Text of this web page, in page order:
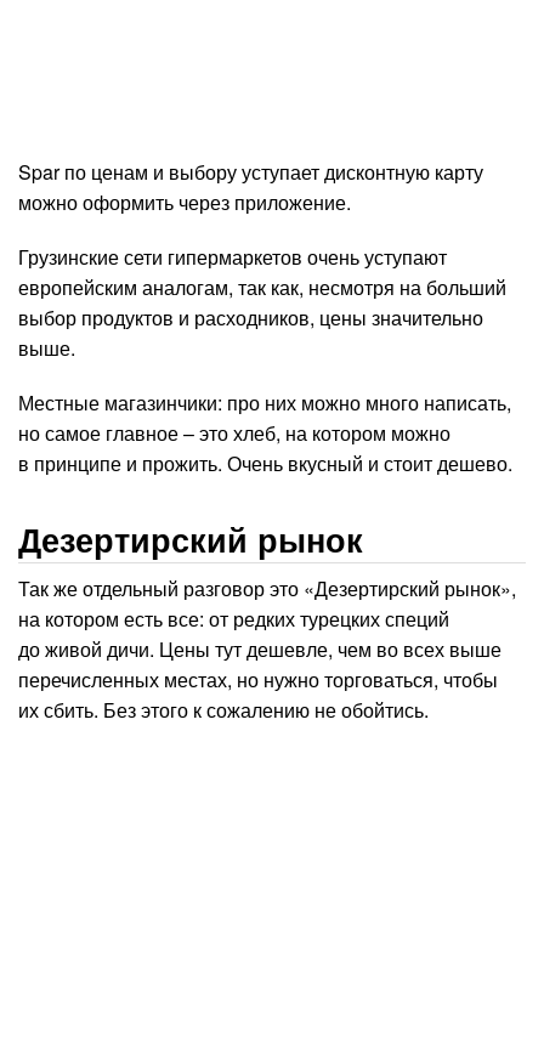
Spar по ценам и выбору уступает дисконтную карту
можно оформить через приложение.
Грузинские сети гипермаркетов очень уступают
европейским аналогам, так как, несмотря на больший
выбор продуктов и расходников, цены значительно
выше.
Местные магазинчики: про них можно много написать,
но самое главное – это хлеб, на котором можно
в принципе и прожить. Очень вкусный и стоит дешево.
Дезертирский рынок
Так же отдельный разговор это «Дезертирский рынок»,
на котором есть все: от редких турецких специй
до живой дичи. Цены тут дешевле, чем во всех выше
перечисленных местах, но нужно торговаться, чтобы
их сбить. Без этого к сожалению не обойтись.